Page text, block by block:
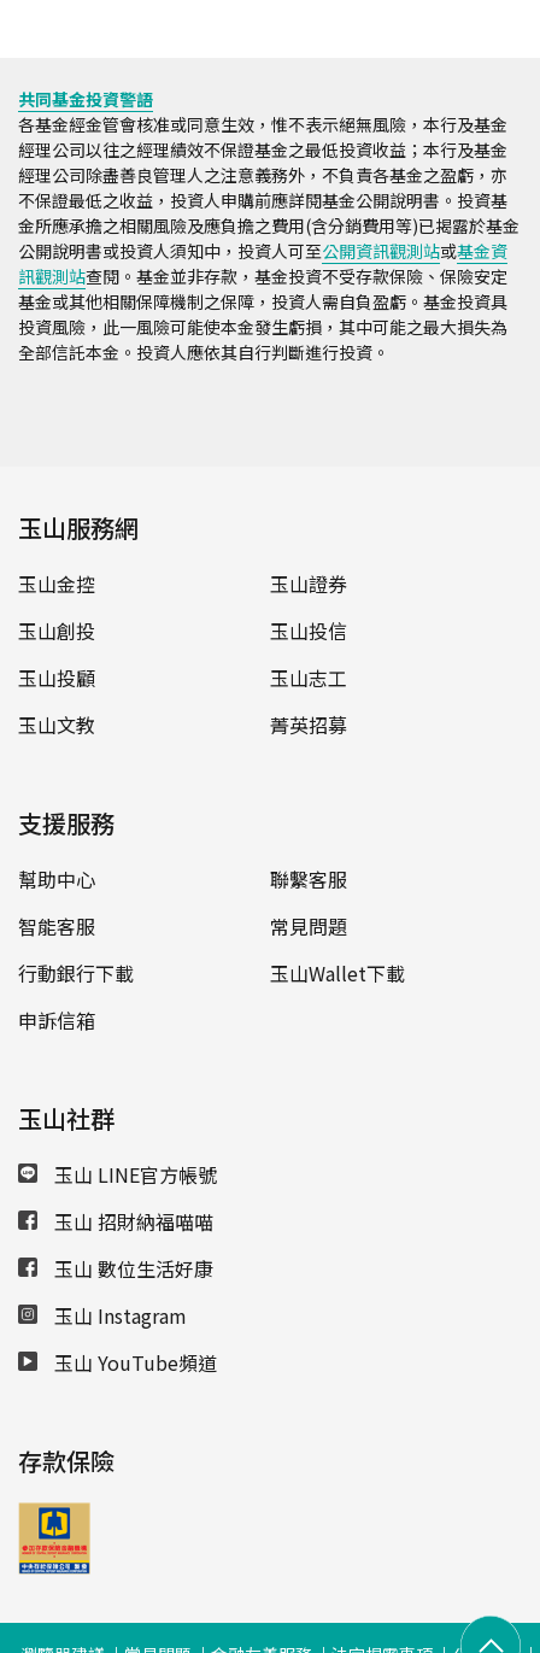
共同基金投資警語
各基金經金管會核准或同意生效，惟不表示絕無風險，本行及基金
經理公司以往之經理績效不保證基金之最低投資收益；本行及基金
經理公司除盡善良管理人之注意義務外，不負責各基金之盈虧，亦
不保證最低之收益，投資人申購前應詳閱基金公開說明書。投資基
金所應承擔之相關風險及應負擔之費用(含分銷費用等)已揭露於基金
公開說明書或投資人須知中，投資人可至公開資訊觀測站或基金資
訊觀測站查閱。基金並非存款，基金投資不受存款保險、保險安定
基金或其他相關保障機制之保障，投資人需自負盈虧。基金投資具
投資風險，此一風險可能使本金發生虧損，其中可能之最大損失為
全部信託本金。投資人應依其自行判斷進行投資。
玉山服務網
玉山金控
玉山證券
玉山創投
玉山投信
玉山投顧
玉山志工
玉山文教
菁英招募
支援服務
幫助中心
聯繫客服
智能客服
常見問題
行動銀行下載
玉山Wallet下載
申訴信箱
玉山社群
玉山 LINE官方帳號
玉山 招財納福喵喵
玉山 數位生活好康
玉山 Instagram
玉山 YouTube頻道
存款保險